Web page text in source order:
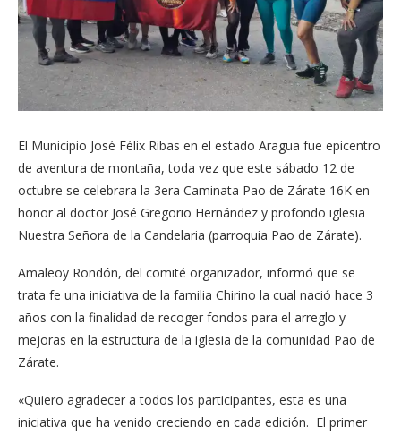
El Municipio José Félix Ribas en el estado Aragua fue epicentro
de aventura de montaña, toda vez que este sábado 12 de
octubre se celebrara la 3era Caminata Pao de Zárate 16K en
honor al doctor José Gregorio Hernández y profondo iglesia
Nuestra Señora de la Candelaria (parroquia Pao de Zárate).
Amaleoy Rondón, del comité organizador, informó que se
trata fe una iniciativa de la familia Chirino la cual nació hace 3
años con la finalidad de recoger fondos para el arreglo y
mejoras en la estructura de la iglesia de la comunidad Pao de
Zárate.
«Quiero agradecer a todos los participantes, esta es una
iniciativa que ha venido creciendo en cada edición. El primer